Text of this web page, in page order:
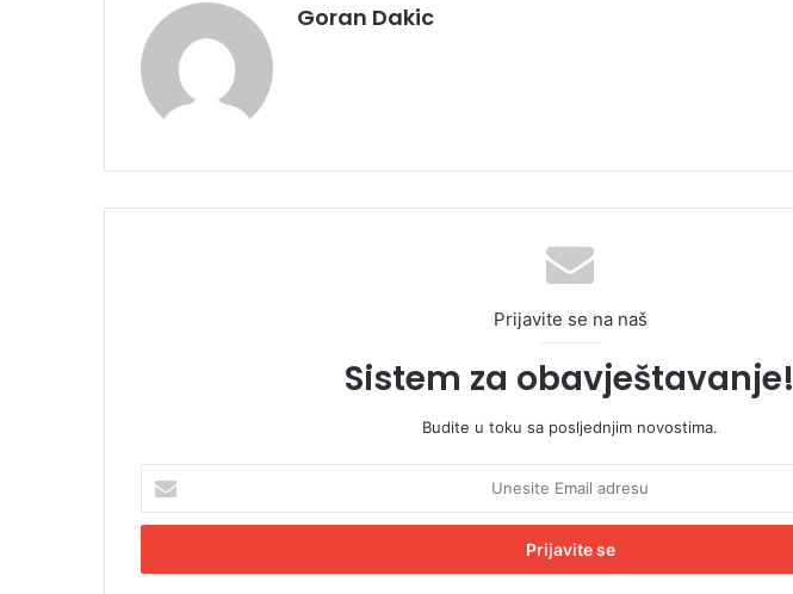
Goran Dakic
Prijavite se na naš
Sistem za obavještavanje!
Budite u toku sa posljednjim novostima.
e
i